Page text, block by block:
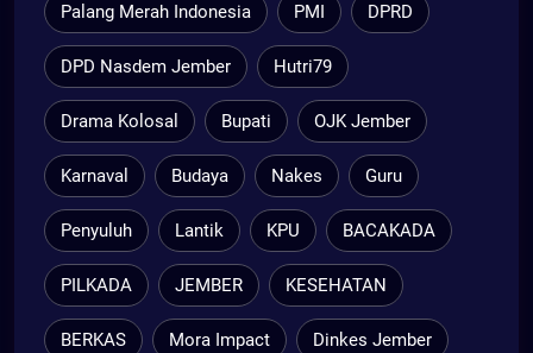
Palang Merah Indonesia PMI DPRD
DPD Nasdem Jember Hutri79
Drama Kolosal Bupati OJK Jember
Karnaval Budaya Nakes Guru
Penyuluh Lantik KPU BACAKADA
PILKADA JEMBER KESEHATAN
BERKAS Mora Impact Dinkes Jember